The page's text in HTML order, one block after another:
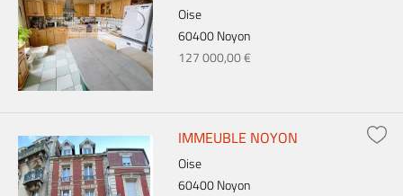
Oise
60400 Noyon
127 000,00 €
IMMEUBLE NOYON
Oise
60400 Noyon